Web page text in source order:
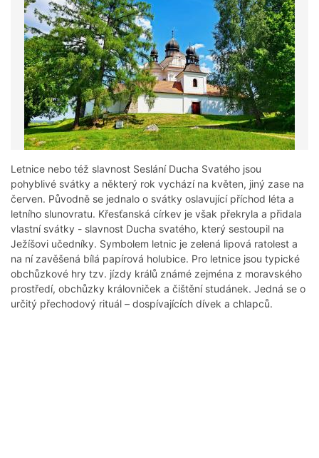
Letnice nebo též slavnost Seslání Ducha Svatého jsou
pohyblivé svátky a některý rok vychází na květen, jiný zase na
červen. Původně se jednalo o svátky oslavující příchod léta a
letního slunovratu. Křesťanská církev je však překryla a přidala
vlastní svátky - slavnost Ducha svatého, který sestoupil na
Ježíšovi učedníky. Symbolem letnic je zelená lipová ratolest a
na ní zavěšená bílá papírová holubice. Pro letnice jsou typické
obchůzkové hry tzv. jízdy králů známé zejména z moravského
prostředí, obchůzky královniček a čištění studánek. Jedná se o
určitý přechodový rituál – dospívajících dívek a chlapců.